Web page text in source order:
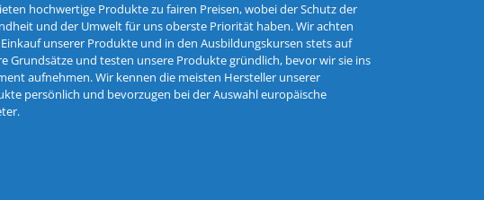
hochwertige Produkte zu fairen Preisen, wobei der Schutz der
und der Umwelt für uns oberste Priorität haben. Wir achten
unserer Produkte und in den Ausbildungskursen stets auf
Grundsätze und testen unsere Produkte gründlich, bevor wir sie ins
aufnehmen. Wir kennen die meisten Hersteller unserer
persönlich und bevorzugen bei der Auswahl europäische